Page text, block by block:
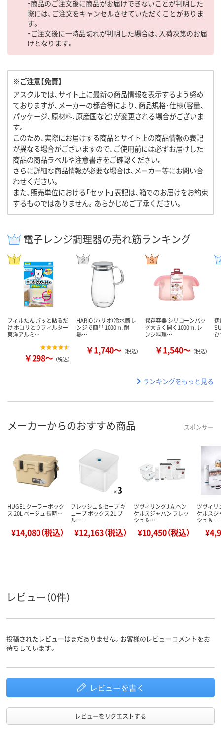
・商品のご注文後に商品がお届けできないことが判明した
際には、ご注文をキャンセルさせていただくことがありま
す。
・ご注文後に一時品切れが判明した場合は、入荷次第のお届
けとなります。
※ご注意【免責】
アスクルでは、サイト上に最新の商品情報を表示するよう努め
ておりますが、メーカーの都合等により、商品規格・仕様（容量、
パッケージ、原材料、原産国など）が変更される場合がございま
す。
このため、実際にお届けする商品とサイト上の商品情報の表記
が異なる場合がございますので、ご使用前には必ずお届けした
商品の商品ラベルや注意書きをご確認ください。
さらに詳細な商品情報が必要な場合は、メーカー等にお問い合
わせください。
また、販売単位における「セット」表記は、箱でのお届けをお約束
するものではありません。あらかじめご了承ください。
電子レンジ調理器の売れ筋ランキング
フィルたん パッと貼るだ
け ホコリとりフィルター
東洋アルミ…
￥298～ （税込）
HARIO（ハリオ）冷水筒 レ
ンジで簡単 1000ml 耐
熱…
￥1,740～ （税込）
保存容器 シリコーンバッ
グ大きく開く1000ml レ
ンジ料理…
￥1,540～ （税込）
伊
ランキングをもっと見る
メーカーからのおすすめ商品 スポンサー
HUGEL クーラーボック
ス 20L ベージュ 長時…
¥14,080（税込）
フレッシュ＆セーブ キ
ューブ ボックス 2L ブ
ルー…
¥12,163（税込）
ツヴィリングJ.A.ヘン
ケルスジャパン フレッ
シュ＆…
¥10,450（税込）
ツヴィリ
ケルスジ
シュ＆…
レビュー（0件）
投稿されたレビューはまだありません。お客様のレビューコメントをお
待ちしています。
レビューを書く
レビューをリクエストする